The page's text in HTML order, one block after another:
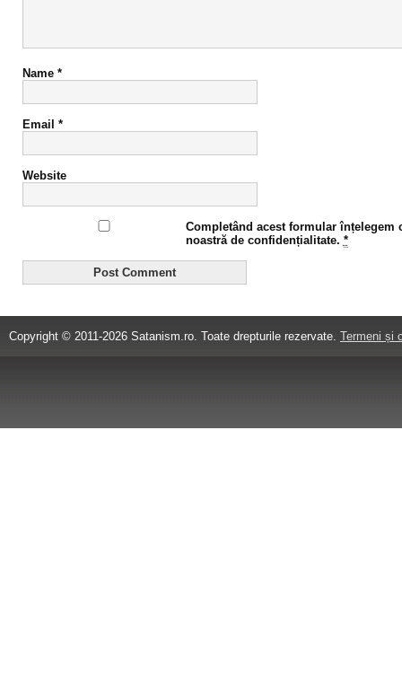
Name *
Email *
Website
Completând acest formular înțelegem
noastră de confidențialitate. *
Copyright © 2011-2026 Satanism.ro. Toate drepturile rezervate. Termeni și